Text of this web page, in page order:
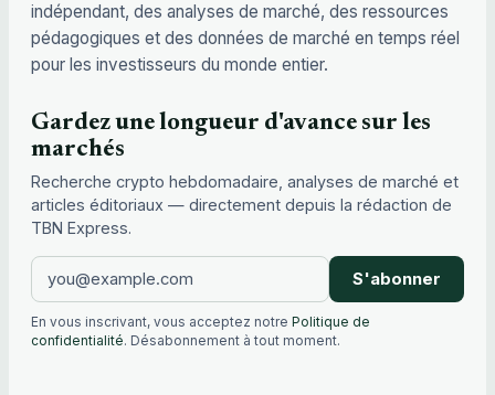
indépendant, des analyses de marché, des ressources
pédagogiques et des données de marché en temps réel
pour les investisseurs du monde entier.
Gardez une longueur d'avance sur les
marchés
Recherche crypto hebdomadaire, analyses de marché et
articles éditoriaux — directement depuis la rédaction de
TBN Express.
S'abonner
En vous inscrivant, vous acceptez notre Politique de
confidentialité. Désabonnement à tout moment.